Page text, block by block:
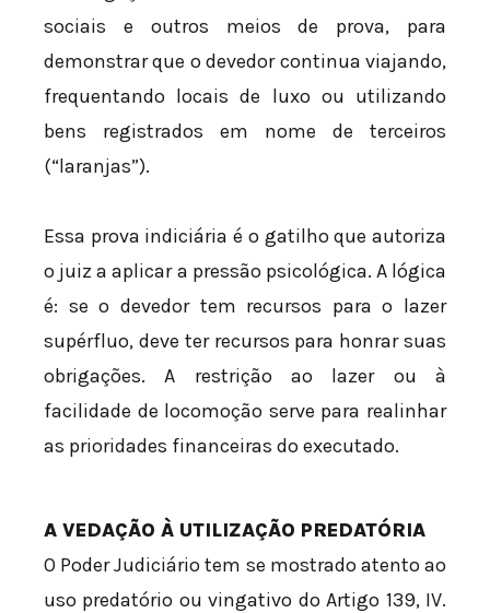
sociais e outros meios de prova, para
demonstrar que o devedor continua viajando,
frequentando locais de luxo ou utilizando
bens registrados em nome de terceiros
(“laranjas”).
Essa prova indiciária é o gatilho que autoriza
o juiz a aplicar a pressão psicológica. A lógica
é: se o devedor tem recursos para o lazer
supérfluo, deve ter recursos para honrar suas
obrigações. A restrição ao lazer ou à
facilidade de locomoção serve para realinhar
as prioridades financeiras do executado.
A VEDAÇÃO À UTILIZAÇÃO PREDATÓRIA
O Poder Judiciário tem se mostrado atento ao
uso predatório ou vingativo do Artigo 139, IV.